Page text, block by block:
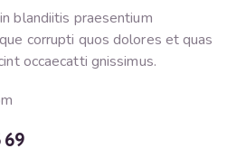
blandiitis praesentium
corrupti quos dolores et quas
occaecatti gnissimus.
69